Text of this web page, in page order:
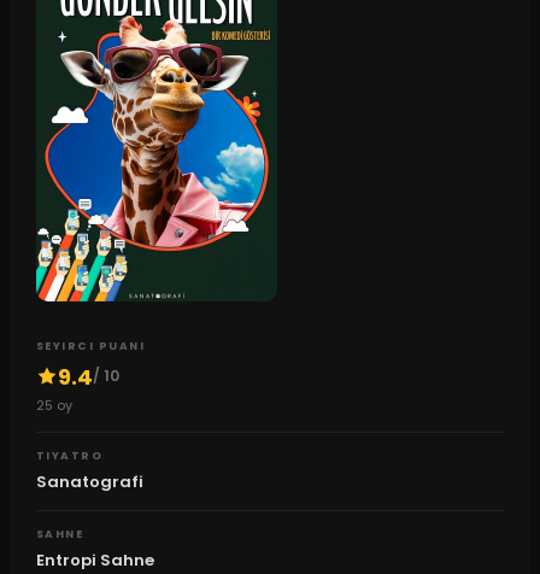
SEYIRCI PUANI
9.4/ 10
25 oy
TIYATRO
Sanatografi
SAHNE
Entropi Sahne